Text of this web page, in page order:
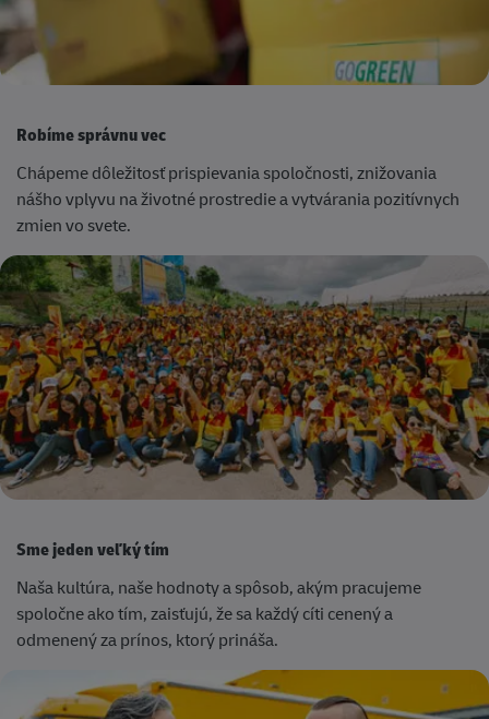
Robíme správnu vec
Chápeme dôležitosť prispievania spoločnosti, znižovania
nášho vplyvu na životné prostredie a vytvárania pozitívnych
zmien vo svete.
Sme jeden veľký tím
Naša kultúra, naše hodnotya spôsob, akým pracujeme
spoločne ako tím, zaisťujú, že sa každý cíti cenený a
odmenený za prínos, ktorý prináša.